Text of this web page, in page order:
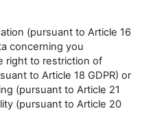
(pursuant to Article 16
concerning you
right to restriction of
to Article 18 GDPR) or
(pursuant to Article 21
(pursuant to Article 20